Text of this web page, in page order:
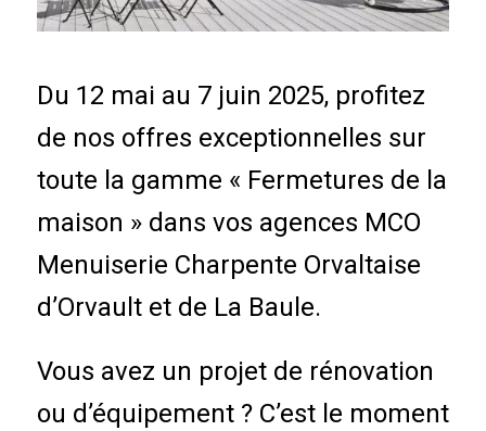
Du 12 mai au 7 juin 2025, profitez
de nos offres exceptionnelles sur
toute la gamme « Fermetures de la
maison » dans vos agences MCO
Menuiserie Charpente Orvaltaise
d’Orvault et de La Baule.
Vous avez un projet de rénovation
ou d’équipement ? C’est le moment